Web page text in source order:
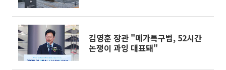
김영훈 장관 "메가특구법, 52시간
논쟁이 과잉 대표돼"